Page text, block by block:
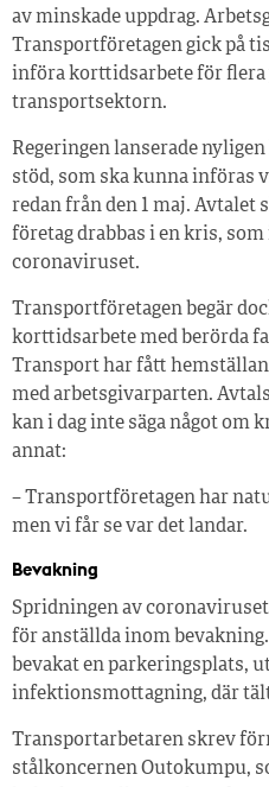
av minskade uppdrag.
Transportföretagen gick på
införa korttidsarbete för
transportsektorn.
Regeringen lanserade
stöd, som ska kunna
redan från den 1 maj. Avtalet
företag drabbas i en kris,
coronaviruset.
Transportföretagen begär
korttidsarbete med berörda
Transport har fått
med arbetsgivarparten.
kan i dag inte säga något om
annat:
– Transportföretagen har
men vi får se var det landar.
Bevakning
Spridningen av
för anställda inom
bevakat en parkeringsplats,
infektionsmottagning, där
Transportarbetaren skrev
stålkoncernen Outokumpu,